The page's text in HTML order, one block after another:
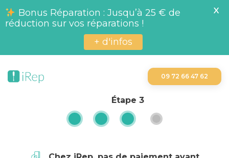
Étape 3
09 72 66 47 62
Bonus Réparation : Jusqu’à 25 € de
réduction sur vos réparations !
+ d'infos
X